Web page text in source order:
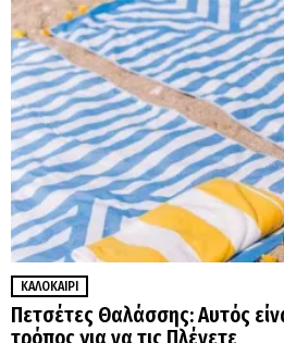
ΚΑΛΟΚΑΊΡΙ
Πετσέτες Θαλάσσης: Αυτός